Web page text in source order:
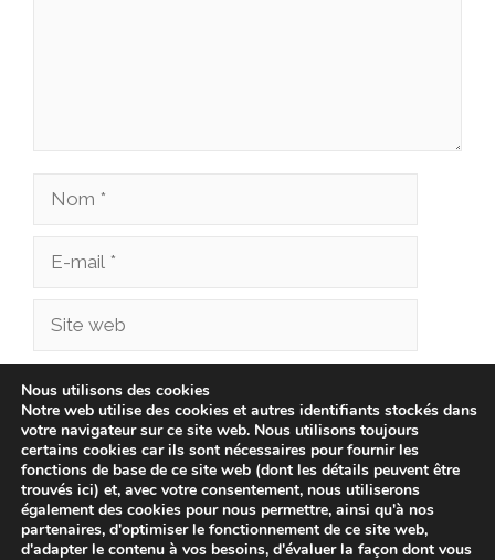
Nom
Site
Enregistrer mon nom, mon e-mail et mon site
dans le navigateur pour mon prochain
commentaire.
Nous utilisons des cookies
Notre web utilise des cookies et autres identifiants stockés dans
votre navigateur sur ce site web. Nous utilisons toujours
certains cookies car ils sont nécessaires pour fournir les
fonctions de base de ce site web (dont les détails peuvent être
trouvés ici) et, avec votre consentement, nous utiliserons
également des cookies pour nous permettre, ainsi qu'à nos
partenaires, d'optimiser le fonctionnement de ce site web,
d'adapter le contenu à vos besoins, d'évaluer la façon dont vous